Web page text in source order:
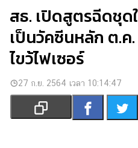
ผล
บอล
สด
การ
การ
ศึกษา
สธ. เปิดสูตรฉีดชุด
เป็นวัคซีนหลัก ต.ค
ไขว้ไฟเซอร์
27 ก.ย. 2564 เวลา 10:14:47